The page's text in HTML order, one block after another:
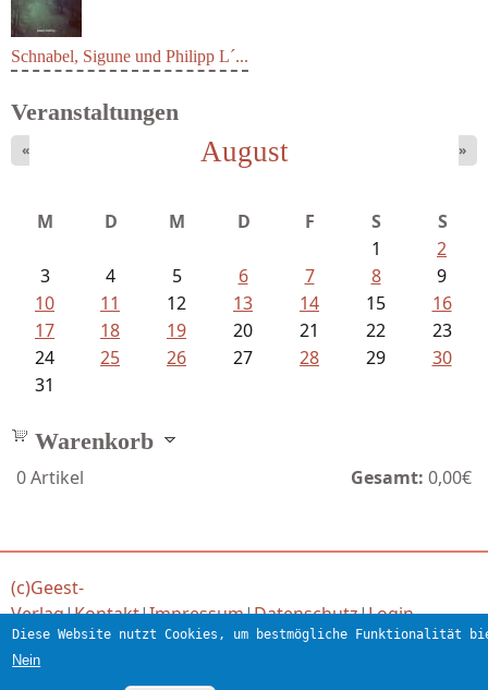
Schnabel, Sigune und Philipp L´...
Veranstaltungen
August
« »
M D M D F S
S
1
2
3
4 5 6 7 8
9
10
11 12 13 14 15
16
17
18 19 20 21 22
23
24
25 26 27 28 29
30
31
Warenkorb
0Artikel Gesamt: 0,00€
(c)Geest-
Verlag|Kontakt|Impressum|Datenschutz|Login
Diese Website nutzt Cookies, um bestmögliche Funktionalität
Nein